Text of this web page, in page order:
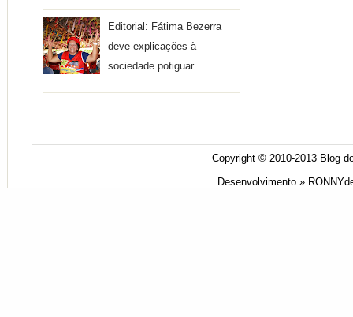
Editorial: Fátima Bezerra
deve explicações à
sociedade potiguar
Copyright © 2010-2013 Blog
Desenvolvimento »